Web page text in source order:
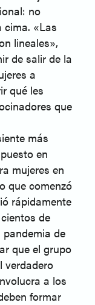
no
cima. «Las
lineales»,
de salir de la
a
qué les
que
más
en
mujeres en
que comenzó
rápidamente
de
de
que el grupo
verdadero
a los
formar